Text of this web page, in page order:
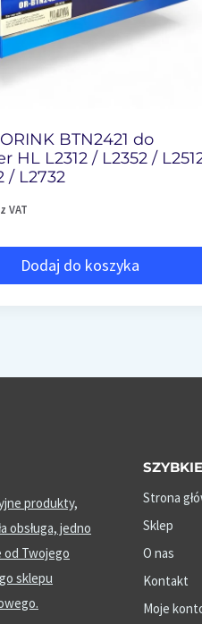
BTN2421 do
HL L2312 / L2352 /
/ L2732
z VAT
Dodaj do koszyka
produkty,
obsługa, jedno
od Twojego
sklepu
Strona
Sklep
O nas
Kontakt
Moje